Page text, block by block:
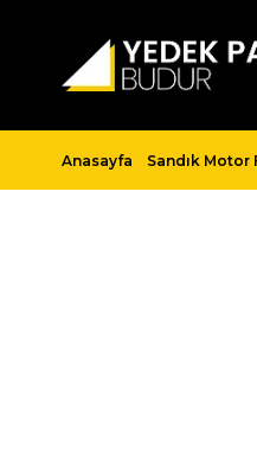
Anasayfa Sandık Motor